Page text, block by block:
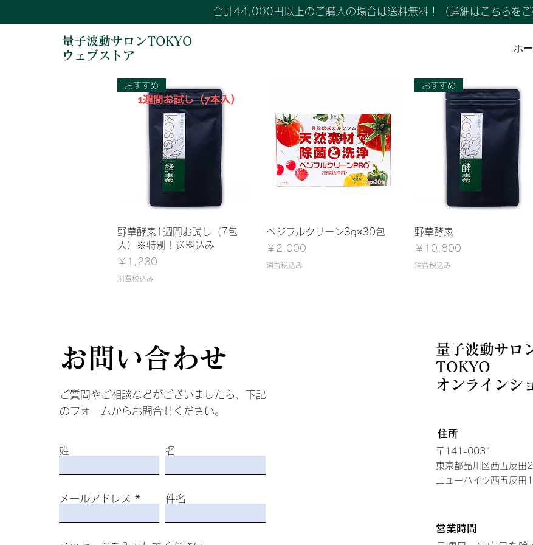
合計44,000円以上のご購入の場合は送料無料！（詳細はこちらを
量子波動サロンTOKYO
ウェブストア
ホ
クイックビュー
おすすめ
野草酵素1週間お試し（7包
入）※特別！送料込み
価格
￥1,230
消費税込み
クイックビュー
ベジフルクリーン3g×30包
価格
￥2,000
消費税込み
おすすめ
野草酵素
価格
￥10,800
消費税込み
​お問い合わせ
ご質問やご相談などがございましたら、下記
のフォームからお問合せください。
姓 名
メールアドレス 件名
量子波動サロ
TOKYO
オンラインシ
住所
〒141-0031
東京都品川区西五反
ニューハイツ西五反田
営業時間